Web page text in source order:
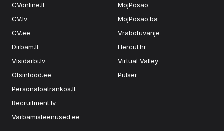
CVonline.lt
CV.lv
CV.ee
Dirbam.lt
Visidarbi.lv
Otsintood.ee
Personaloatrankos.lt
Recruitment.lv
Varbamisteenused.ee
MojPosao
MojPosao.ba
Vrabotuvanje
Hercul.hr
Virtual Valley
Pulser